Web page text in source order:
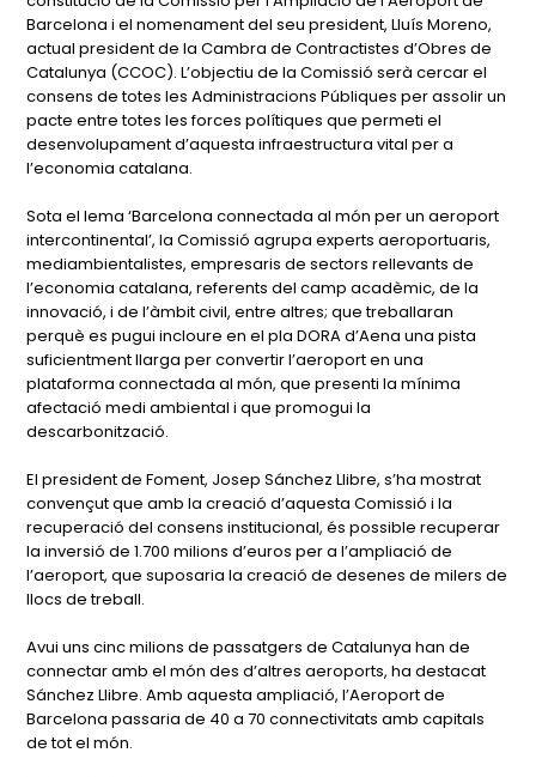
Barcelona i el nomenament del seu president, Lluís Moreno,
actual president de la Cambra de Contractistes d’Obres de
Catalunya (CCOC). L’objectiu de la Comissió serà cercar el
consens de totes les Administracions Públiques per assolir un
pacte entre totes les forces polítiques que permeti el
desenvolupament d’aquesta infraestructura vital per a
l’economia catalana.
Sota el lema ‘Barcelona connectada al món per un aeroport
intercontinental’, la Comissió agrupa experts aeroportuaris,
mediambientalistes, empresaris de sectors rellevants de
l’economia catalana, referents del camp acadèmic, de la
innovació, i de l’àmbit civil, entre altres; que treballaran
perquè es pugui incloure en el pla DORA d’Aena una pista
suficientment llarga per convertir l’aeroport en una
plataforma connectada al món, que presenti la mínima
afectació medi ambiental i que promogui la
descarbonització.
El president de Foment, Josep Sánchez Llibre, s’ha mostrat
convençut que amb la creació d’aquesta Comissió i la
recuperació del consens institucional, és possible recuperar
la inversió de 1.700 milions d’euros per a l’ampliació de
l’aeroport, que suposaria la creació de desenes de milers de
llocs de treball.
Avui uns cinc milions de passatgers de Catalunya han de
connectar amb el món des d’altres aeroports, ha destacat
Sánchez Llibre. Amb aquesta ampliació, l’Aeroport de
Barcelona passaria de 40 a 70 connectivitats amb capitals
de tot el món.